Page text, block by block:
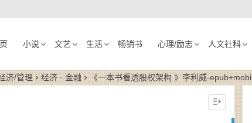
小说 文艺 生活 畅销书 心理/励志 人文社科
济/管理 经济 · 金融 《一本书看透股权架构 》李利威-epub+mobi